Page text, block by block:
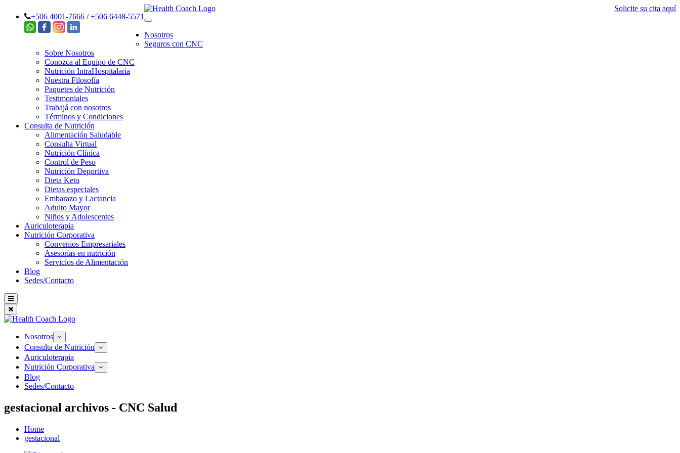
+506 4001-7666 /+506 6448-5571
Solicite su cita aquí
Nosotros
Seguros con CNC
Sobre Nosotros
Conozca al Equipo de CNC
Nutrición IntraHospitalaria
Nuestra Filosofía
Paquetes de Nutrición
Testimoniales
Trabajá con nosotros
Términos y Condiciones
Consulta de Nutrición
Alimentación Saludable
Consulta Virtual
Nutrición Clínica
Control de Peso
Nutrición Deportiva
Dieta Keto
Dietas especiales
Embarazo y Lactancia
Adulto Mayor
Niños y Adolescentes
Auriculoterapia
Nutrición Corporativa
Convenios Empresariales
Asesorías en nutrición
Servicios de Alimentación
Blog
Sedes/Contacto
Nosotros
Consulta de Nutrición
Auriculoterapia
Nutrición Corporativa
Blog
Sedes/Contacto
gestacional archivos - CNC Salud
Home
gestacional